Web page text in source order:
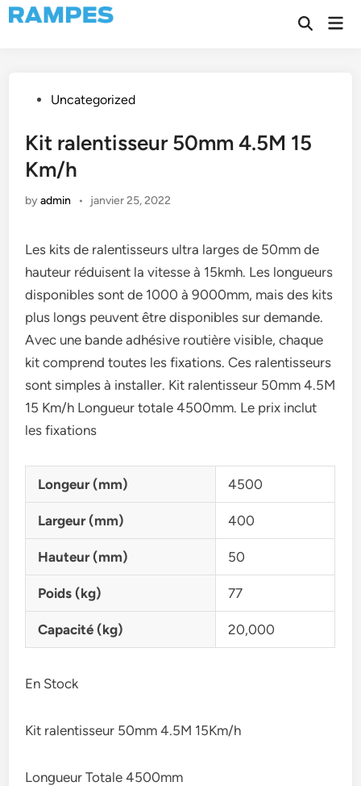
Skip
to
Open
PostedUncategorized
Kit ralentisseur 50mm 4.5M 15
Km/h
byadmin • janvier 25, 2022
Les kits de ralentisseurs ultra larges de 50mm de
hauteur réduisent la vitesse à 15kmh. Les longueurs
disponibles sont de 1000 à 9000mm, mais des kits
plus longs peuvent être disponibles sur demande.
Avec une bande adhésive routière visible, chaque
kit comprend toutes les fixations. Ces ralentisseurs
sont simples à installer. Kit ralentisseur 50mm 4.5M
15 Km/h Longueur totale 4500mm. Le prix inclut
les fixations
Longeur (mm) 4500
Largeur (mm) 400
Hauteur (mm) 50
Poids (kg) 77
Capacité (kg) 20,000
En Stock
Kit ralentisseur 50mm 4.5M 15Km/h
Longueur Totale 4500mm